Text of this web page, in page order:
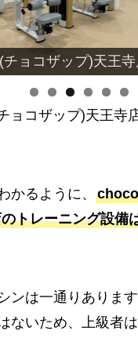
ョコザップ)天王
ョコザップ)天王寺
かるように、
トレーニング設備
ンは一通りありま
ないため、上級者